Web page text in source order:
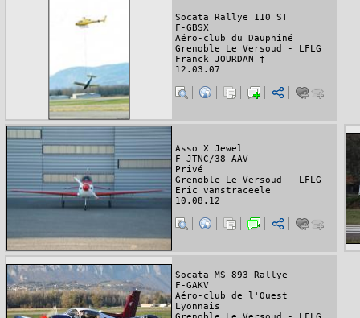
Socata Rallye 110 ST
F-GBSX
Aéro-club du Dauphiné
Grenoble Le Versoud - LFLG
Franck JOURDAN †
12.03.07
Asso X Jewel
F-JTNC/38 AAV
Privé
Grenoble Le Versoud - LFLG
Eric vanstraceele
10.08.12
Socata MS 893 Rallye
F-GAKV
Aéro-club de l'Ouest
Lyonnais